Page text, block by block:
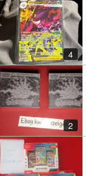
4
2